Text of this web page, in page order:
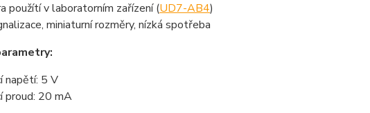
použítí v laboratorním zařízení (UD7-AB4)
miniaturní rozměry, nízká spotřeba
napětí: 5 V
proud: 20 mA